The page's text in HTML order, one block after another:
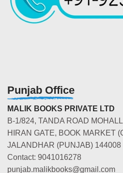
Punjab Office
MALIK BOOKS PRIVATE LTD
B-1/824, TANDA ROAD
HIRAN GATE, BOOK MARKET
JALANDHAR (PUNJAB) 144008
Contact: 9041016278
punjab.malikbooks@gmail.com